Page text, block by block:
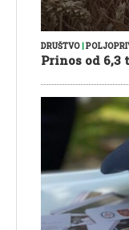
DRUŠTVO|
Prinos od 6,3